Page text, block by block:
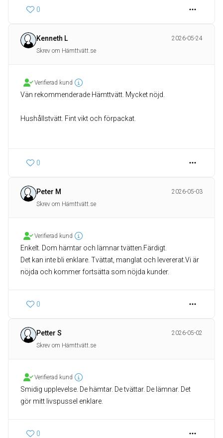
0
Kenneth L
2026-05-24
Skrev om Hämttvätt.se
Verifierad kund
Vän rekommenderade Hämttvätt. Mycket nöjd.
Hushållstvätt. Fint vikt och förpackat.
0
Peter M
2026-05-03
Skrev om Hämttvätt.se
Verifierad kund
Enkelt. Dom hämtar och lämnar tvätten.Färdigt.
Det kan inte bli enklare. Tvättat, manglat och levererat.Vi är
nöjda och kommer fortsätta som nöjda kunder.
0
Petter S
2026-05-02
Skrev om Hämttvätt.se
Verifierad kund
Smidig upplevelse. De hämtar. De tvättar. De lämnar. Det
gör mitt livspussel enklare.
0